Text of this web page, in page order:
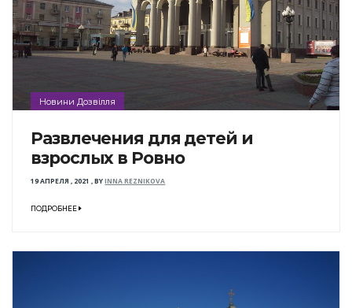
Новини Дозвілля
Развлечения для детей и
взрослых в Ровно
19 АПРЕЛЯ , 2021 ,BYINNA REZNIKOVA
ПОДРОБНЕЕ